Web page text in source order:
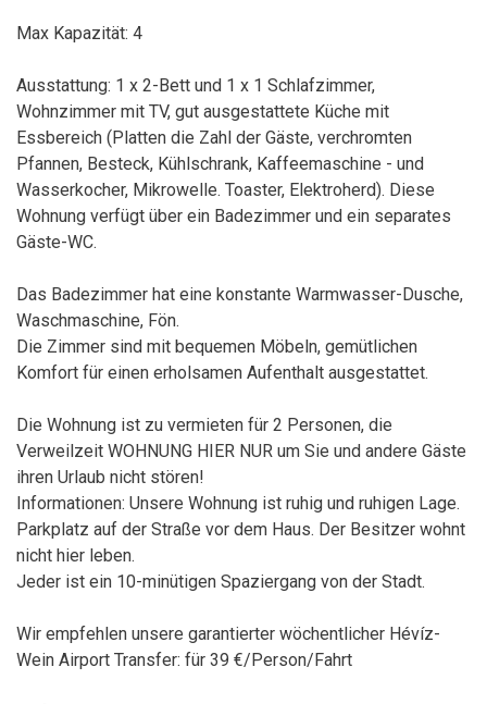
Max Kapazität: 4
Ausstattung: 1 x 2-Bett und 1 x 1 Schlafzimmer,
Wohnzimmer mit TV, gut ausgestattete Küche mit
Essbereich (Platten die Zahl der Gäste, verchromten
Pfannen, Besteck, Kühlschrank, Kaffeemaschine - und
Wasserkocher, Mikrowelle. Toaster, Elektroherd). Diese
Wohnung verfügt über ein Badezimmer und ein separates
Gäste-WC.
Das Badezimmer hat eine konstante Warmwasser-Dusche,
Waschmaschine, Fön.
Die Zimmer sind mit bequemen Möbeln, gemütlichen
Komfort für einen erholsamen Aufenthalt ausgestattet.
Die Wohnung ist zu vermieten für 2 Personen, die
Verweilzeit WOHNUNG HIER NUR um Sie und andere Gäste
ihren Urlaub nicht stören!
Informationen: Unsere Wohnung ist ruhig und ruhigen Lage.
Parkplatz auf der Straße vor dem Haus. Der Besitzer wohnt
nicht hier leben.
Jeder ist ein 10-minütigen Spaziergang von der Stadt.
Wir empfehlen unsere garantierter wöchentlicher Hévíz-
Wein Airport Transfer: für 39 €/Person/Fahrt